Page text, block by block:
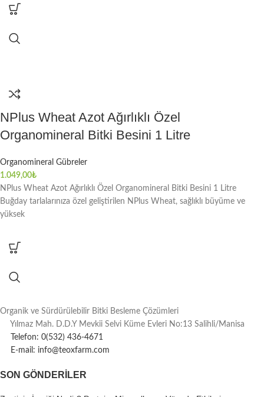
NPlus Wheat Azot Ağırlıklı Özel
Organomineral Bitki Besini 1 Litre
Organomineral Gübreler
1.049,00₺
NPlus Wheat Azot Ağırlıklı Özel Organomineral Bitki Besini 1 Litre
Buğday tarlalarınıza özel geliştirilen NPlus Wheat, sağlıklı büyüme ve
yüksek
Organik ve Sürdürülebilir Bitki Besleme Çözümleri
Yılmaz Mah. D.D.Y Mevkii Selvi Küme Evleri No:13 Salihli/Manisa
Telefon: 0(532) 436-4671
E-mail: info@teoxfarm.com
SON GÖNDERILER